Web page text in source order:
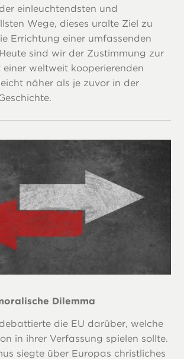
einleuchtendsten und
Wege, dieses uralte Ziel zu
Errichtung einer umfassenden
sind wir der Zustimmung zur
weltweit kooperierenden
näher als je zuvor in der
Dilemma
die EU darüber, welche
in ihrer Verfassung spielen sollte.
siegte über Europas christliches